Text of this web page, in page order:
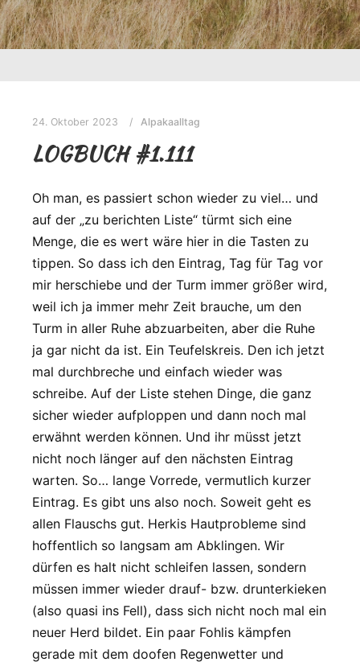
24. Oktober 2023 Alpakaalltag
LOGBUCH #1.111
Oh man, es passiert schon wieder zu viel… und
auf der „zu berichten Liste“ türmt sich eine
Menge, die es wert wäre hier in die Tasten zu
tippen. So dass ich den Eintrag, Tag für Tag vor
mir herschiebe und der Turm immer größer wird,
weil ich ja immer mehr Zeit brauche, um den
Turm in aller Ruhe abzuarbeiten, aber die Ruhe
ja gar nicht da ist. Ein Teufelskreis. Den ich jetzt
mal durchbreche und einfach wieder was
schreibe. Auf der Liste stehen Dinge, die ganz
sicher wieder aufploppen und dann noch mal
erwähnt werden können. Und ihr müsst jetzt
nicht noch länger auf den nächsten Eintrag
warten. So… lange Vorrede, vermutlich kurzer
Eintrag. Es gibt uns also noch. Soweit geht es
allen Flauschs gut. Herkis Hautprobleme sind
hoffentlich so langsam am Abklingen. Wir
dürfen es halt nicht schleifen lassen, sondern
müssen immer wieder drauf- bzw. drunterkieken
(also quasi ins Fell), dass sich nicht noch mal ein
neuer Herd bildet. Ein paar Fohlis kämpfen
gerade mit dem doofen Regenwetter und